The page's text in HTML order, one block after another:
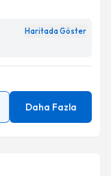
Haritada Göster
Daha Fazla